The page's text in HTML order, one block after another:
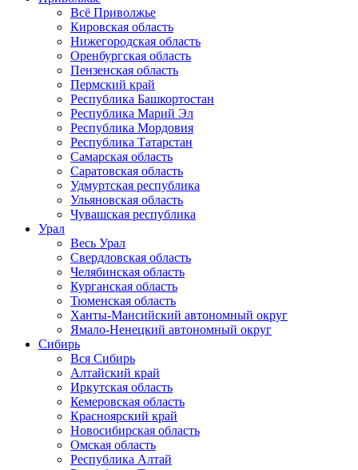
Всё Приволжье
Кировская область
Нижегородская область
Оренбургская область
Пензенская область
Пермский край
Республика Башкортостан
Республика Марий Эл
Республика Мордовия
Республика Татарстан
Самарская область
Саратовская область
Удмуртская республика
Ульяновская область
Чувашская республика
Урал
Весь Урал
Свердловская область
Челябинская область
Курганская область
Тюменская область
Ханты-Мансийский автономный округ
Ямало-Ненецкий автономный округ
Сибирь
Вся Сибирь
Алтайский край
Иркутская область
Кемеровская область
Красноярский край
Новосибирская область
Омская область
Республика Алтай